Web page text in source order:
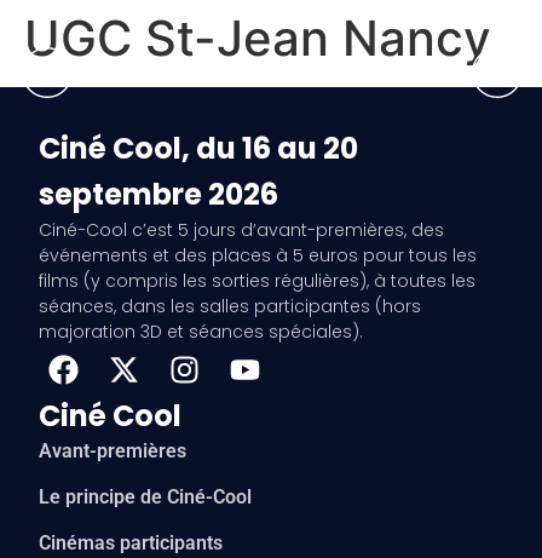
UGC St-Jean Nancy
Ciné Cool, du 16 au 20
septembre 2026
Ciné-Cool c’est 5 jours d’avant-premières, des
événements et des places à 5 euros pour tous les
films (y compris les sorties régulières), à toutes les
séances, dans les salles participantes (hors
majoration 3D et séances spéciales).
Ciné Cool
Avant-premières
Le principe de Ciné-Cool
Cinémas participants